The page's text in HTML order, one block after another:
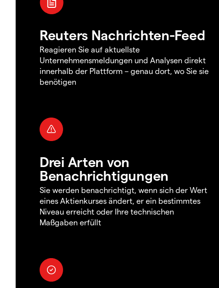
Reuters Nachrichten-Feed
Reagieren Sie auf aktuellste
Unternehmensmeldungen und Analysen direkt
innerhalb der Plattform – genau dort, wo Sie sie
benötigen
Drei Arten von
Benachrichtigungen
Sie werden benachrichtigt, wenn sich der Wert
eines Aktienkurses ändert, er ein bestimmtes
Niveau erreicht oder Ihre technischen
Maßgaben erfüllt